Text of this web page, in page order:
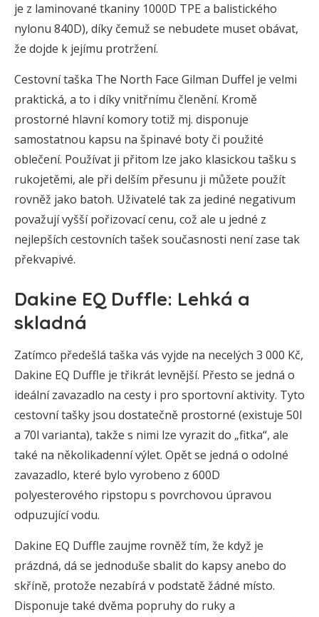
je z laminované tkaniny 1000D TPE a balistického
nylonu 840D), díky čemuž se nebudete muset obávat,
že dojde k jejímu protržení.
Cestovní taška The North Face Gilman Duffel je velmi
praktická, a to i díky vnitřnímu členění. Kromě
prostorné hlavní komory totiž mj. disponuje
samostatnou kapsu na špinavé boty či použité
oblečení. Používat ji přitom lze jako klasickou tašku s
rukojetěmi, ale při delším přesunu ji můžete použít
rovněž jako batoh. Uživatelé tak za jediné negativum
považují vyšší pořizovací cenu, což ale u jedné z
nejlepších cestovních tašek současnosti není zase tak
překvapivé.
Dakine EQ Duffle: Lehká a
skladná
Zatímco předešlá taška vás vyjde na necelých 3 000 Kč,
Dakine EQ Duffle je třikrát levnější. Přesto se jedná o
ideální zavazadlo na cesty i pro sportovní aktivity. Tyto
cestovní tašky jsou dostatečně prostorné (existuje 50l
a 70l varianta), takže s nimi lze vyrazit do „fitka“, ale
také na několikadenní výlet. Opět se jedná o odolné
zavazadlo, které bylo vyrobeno z 600D
polyesterového ripstopu s povrchovou úpravou
odpuzující vodu.
Dakine EQ Duffle zaujme rovněž tím, že když je
prázdná, dá se jednoduše sbalit do kapsy anebo do
skříně, protože nezabírá v podstatě žádné místo.
Disponuje také dvěma popruhy do ruky a